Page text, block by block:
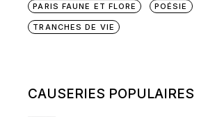
PARIS FAUNE ET FLORE POÉSIE
TRANCHES DE VIE
CAUSERIES POPULAIRES